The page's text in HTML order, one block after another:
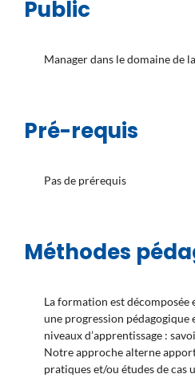
Public
Manager dans le domaine de
Pré-requis
Pas de prérequis
Méthodes
La formation est décomposée
une progression pédagogique
niveaux d’apprentissage :
Notre approche alterne
pratiques et/ou études de cas